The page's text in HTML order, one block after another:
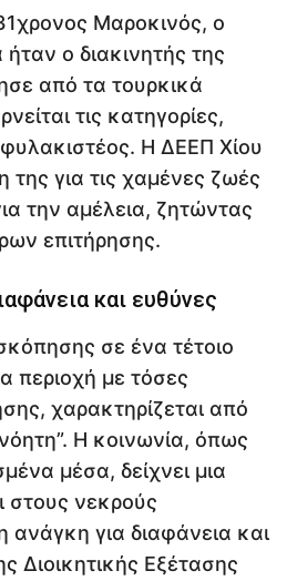
Μαροκινός, ο
ο διακινητής της
από τα τουρκικά
τις κατηγορίες,
Η ΔΕΕΠ Χίου
της για τις χαμένες ζωές
την αμέλεια, ζητώντας
επιτήρησης.
και ευθύνες
σε ένα τέτοιο
περιοχή με τόσες
χαρακτηρίζεται από
Η κοινωνία, όπως
μέσα, δείχνει μια
στους νεκρούς
ανάγκη για διαφάνεια και
Διοικητικής Εξέτασης